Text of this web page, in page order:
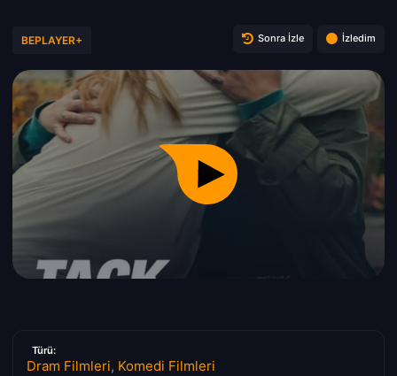
BEPLAYER+ Sonra İzle İzledim
Türü:
Dram Filmleri, Komedi Filmleri